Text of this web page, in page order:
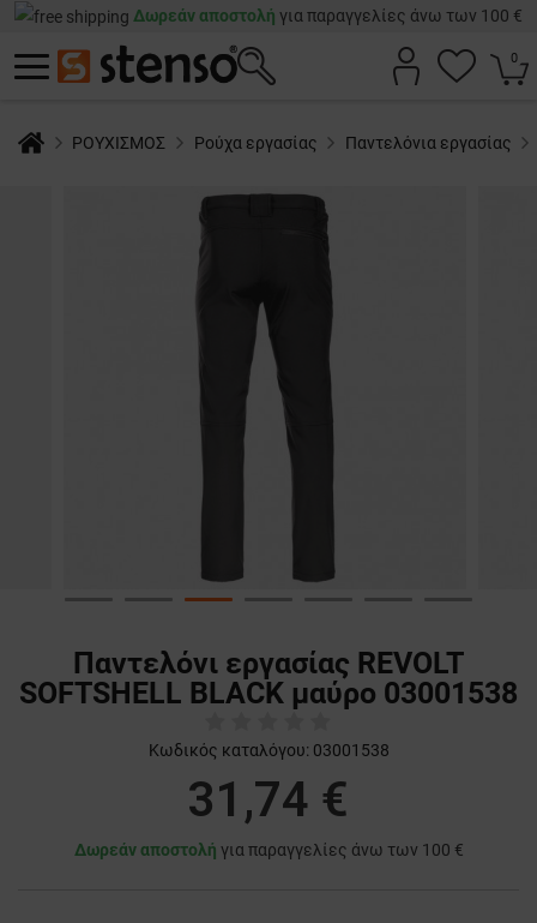
Δωρεάν αποστολή για παραγγελίες άνω των 100 €
0
ΡΟΥΧΙΣΜΟΣ Ρούχα εργασίας Παντελόνια εργασίας
Παντελόνι εργασίας REVOLT
SOFTSHELL BLACK μαύρο 03001538
Κωδικός καταλόγου: 03001538
31,74 €
Δωρεάν αποστολή για παραγγελίες άνω των 100 €